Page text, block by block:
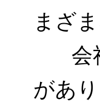
まざ
会社
があ